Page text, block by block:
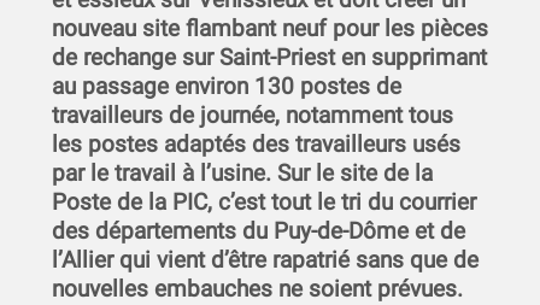
nouveau site flambant neuf pour les pièces
de rechange sur Saint-Priest en supprimant
au passage environ 130 postes de
travailleurs de journée, notamment tous
les postes adaptés des travailleurs usés
par le travail à l’usine. Sur le site de la
Poste de la PIC, c’est tout le tri du courrier
des départements du Puy-de-Dôme et de
l’Allier qui vient d’être rapatrié sans que de
nouvelles embauches ne soient prévues.